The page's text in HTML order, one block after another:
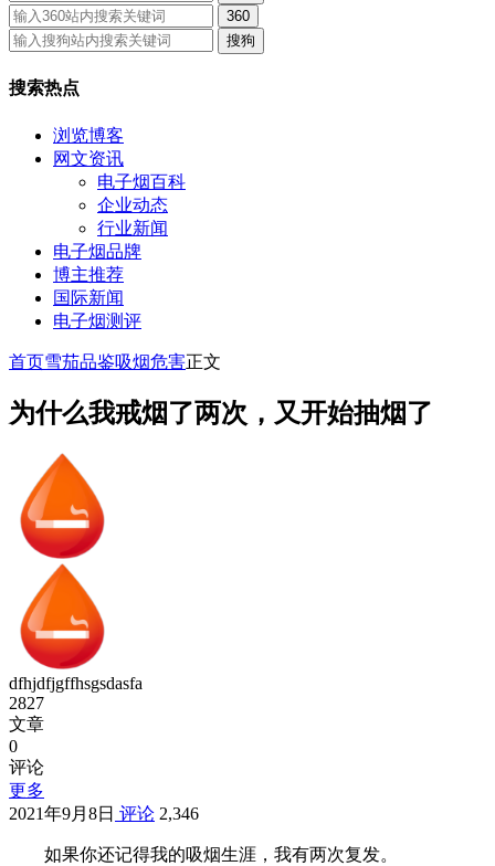
360
搜狗
搜索热点
浏览博客
网文资讯
电子烟百科
企业动态
行业新闻
电子烟品牌
博主推荐
国际新闻
电子烟测评
首页雪茄品鉴吸烟危害正文
为什么我戒烟了两次，又开始抽烟了
dfhjdfjgffhsgsdasfa
2827
文章
0
评论
更多
2021年9月8日 评论 2,346
如果你还记得我的吸烟生涯，我有两次复发。